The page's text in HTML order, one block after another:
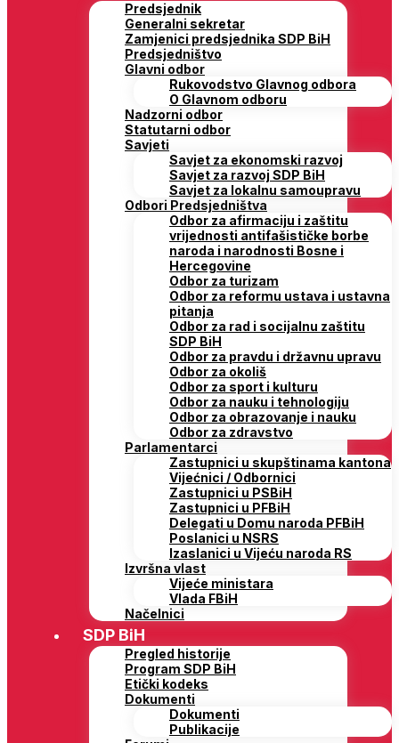
Predsjednik
Generalni sekretar
Zamjenici predsjednika SDP BiH
Predsjedništvo
Glavni odbor
Rukovodstvo Glavnog odbora
O Glavnom odboru
Nadzorni odbor
Statutarni odbor
Savjeti
Savjet za ekonomski razvoj
Savjet za razvoj SDP BiH
Savjet za lokalnu samoupravu
Odbori Predsjedništva
Odbor za afirmaciju i zaštitu
vrijednosti antifašističke borbe
naroda i narodnosti Bosne i
Hercegovine
Odbor za turizam
Odbor za reformu ustava i ustavna
pitanja
Odbor za rad i socijalnu zaštitu
SDP BiH
Odbor za pravdu i državnu upravu
Odbor za okoliš
Odbor za sport i kulturu
Odbor za nauku i tehnologiju
Odbor za obrazovanje i nauku
Odbor za zdravstvo
Parlamentarci
Zastupnici u skupštinama kantona
Vijećnici / Odbornici
Zastupnici u PSBiH
Zastupnici u PFBiH
Delegati u Domu naroda PFBiH
Poslanici u NSRS
Izaslanici u Vijeću naroda RS
Izvršna vlast
Vijeće ministara
Vlada FBiH
Načelnici
SDP BiH
Pregled historije
Program SDP BiH
Etički kodeks
Dokumenti
Dokumenti
Publikacije